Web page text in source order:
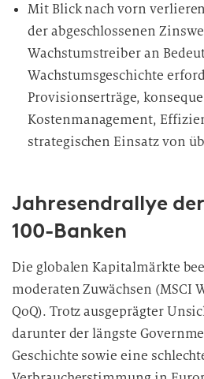
Mit Blick nach vorn
der abgeschlossenen
Wachstumstreiber an
Wachstumsgeschichte
Provisionserträge,
Kostenmanagement,
strategischen Einsatz von
Jahresendrallye
100-Banken
Die globalen Kapitalmärkte
moderaten Zuwächsen (MSCI
QoQ). Trotz ausgeprägter
darunter der längste
Geschichte sowie eine